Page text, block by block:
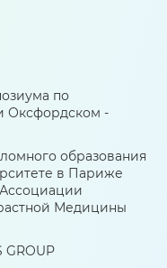
по
Оксфордском -
образования
в Париже
Медицины
GROUP